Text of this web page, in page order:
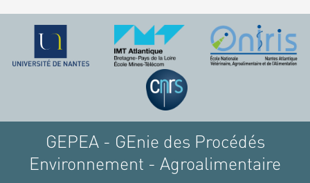
GEPEA - GEnie des Procédés
Environnement - Agroalimentaire